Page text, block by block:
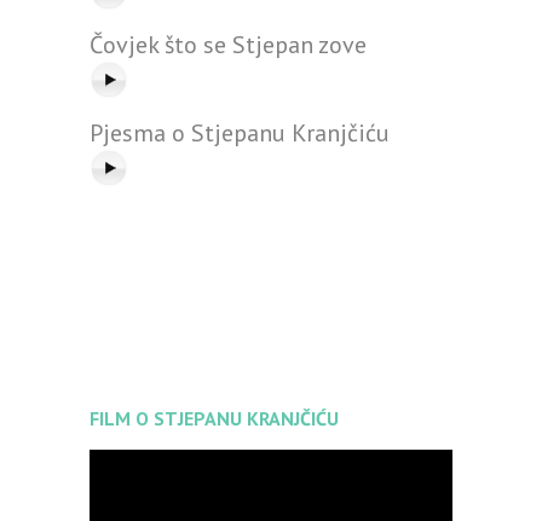
Čovjek što se Stjepan zove
Pjesma o Stjepanu Kranjčiću
FILM O STJEPANU KRANJČIĆU